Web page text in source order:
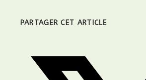
PARTAGER CET ARTICLE